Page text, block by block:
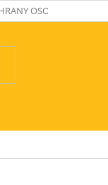
OSOBNÝCH